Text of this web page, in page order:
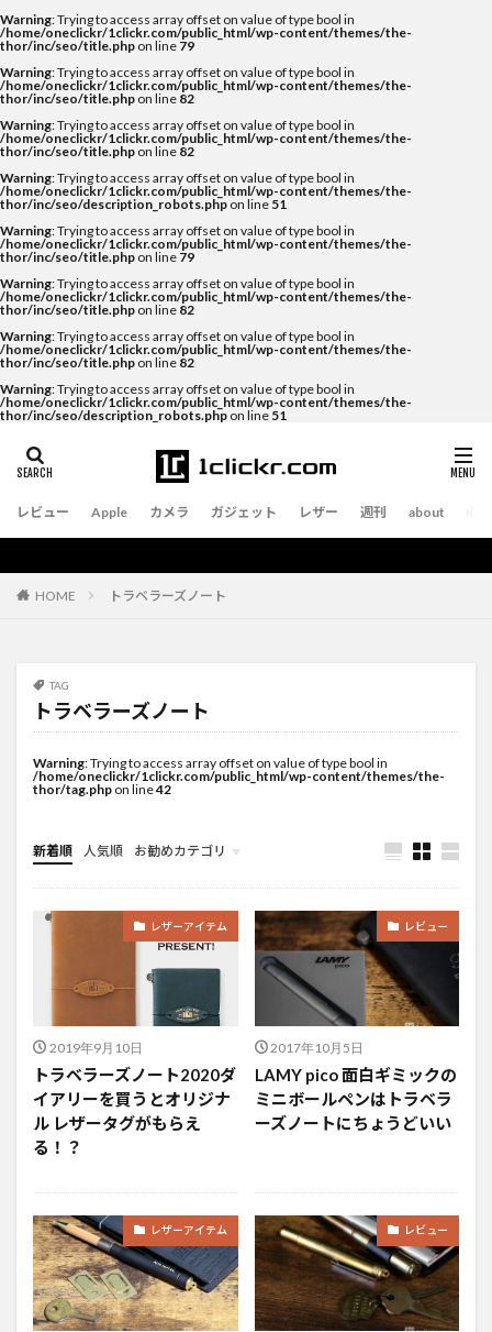
Warning: Trying to access array offset on value of type bool in
/home/oneclickr/1clickr.com/public_html/wp-content/themes/the-
thor/inc/seo/title.php on line 79
Warning: Trying to access array offset on value of type bool in
/home/oneclickr/1clickr.com/public_html/wp-content/themes/the-
thor/inc/seo/title.php on line 82
Warning: Trying to access array offset on value of type bool in
/home/oneclickr/1clickr.com/public_html/wp-content/themes/the-
thor/inc/seo/title.php on line 82
Warning: Trying to access array offset on value of type bool in
/home/oneclickr/1clickr.com/public_html/wp-content/themes/the-
thor/inc/seo/description_robots.php on line 51
Warning: Trying to access array offset on value of type bool in
/home/oneclickr/1clickr.com/public_html/wp-content/themes/the-
thor/inc/seo/title.php on line 79
Warning: Trying to access array offset on value of type bool in
/home/oneclickr/1clickr.com/public_html/wp-content/themes/the-
thor/inc/seo/title.php on line 82
Warning: Trying to access array offset on value of type bool in
/home/oneclickr/1clickr.com/public_html/wp-content/themes/the-
thor/inc/seo/title.php on line 82
Warning: Trying to access array offset on value of type bool in
/home/oneclickr/1clickr.com/public_html/wp-content/themes/the-
thor/inc/seo/description_robots.php on line 51
レビュー Apple カメラ ガジェット レザー 週刊 about
HOME トラベラーズノート
TAG
トラベラーズノート
Warning: Trying to access array offset on value of type bool in
/home/oneclickr/1clickr.com/public_html/wp-content/themes/the-
thor/tag.php on line42
新着順 人気順 お勧めカテゴリ
未分類
レザーアイテム
2019年9月10日
トラベラーズノート2020ダ
イアリーを買うとオリジナ
ル レザータグがもらえ
る！？
レビュー
2017年10月5日
LAMY pico 面白ギミックの
ミニボールペンはトラベラ
ーズノートにちょうどいい
レザーアイテム レビュー